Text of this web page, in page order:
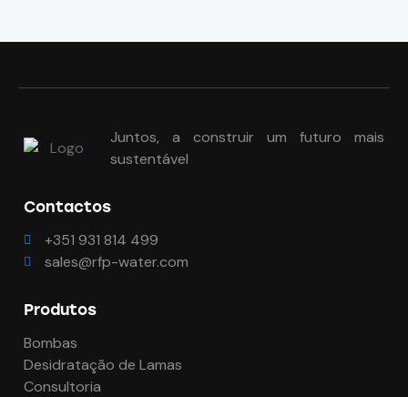
Juntos, a construir um futuro mais
sustentável
Contactos
+351 931 814 499
sales@rfp-water.com
Produtos
Bombas
Desidratação de Lamas
Consultoria